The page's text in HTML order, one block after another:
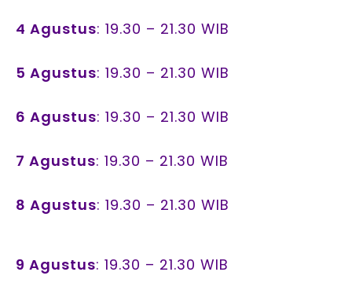
4 Agustus: 19.30 – 21.30 WIB
5 Agustus: 19.30 – 21.30 WIB
6 Agustus: 19.30 – 21.30 WIB
7 Agustus: 19.30 – 21.30 WIB
8 Agustus: 19.30 – 21.30 WIB
9 Agustus: 19.30 – 21.30 WIB